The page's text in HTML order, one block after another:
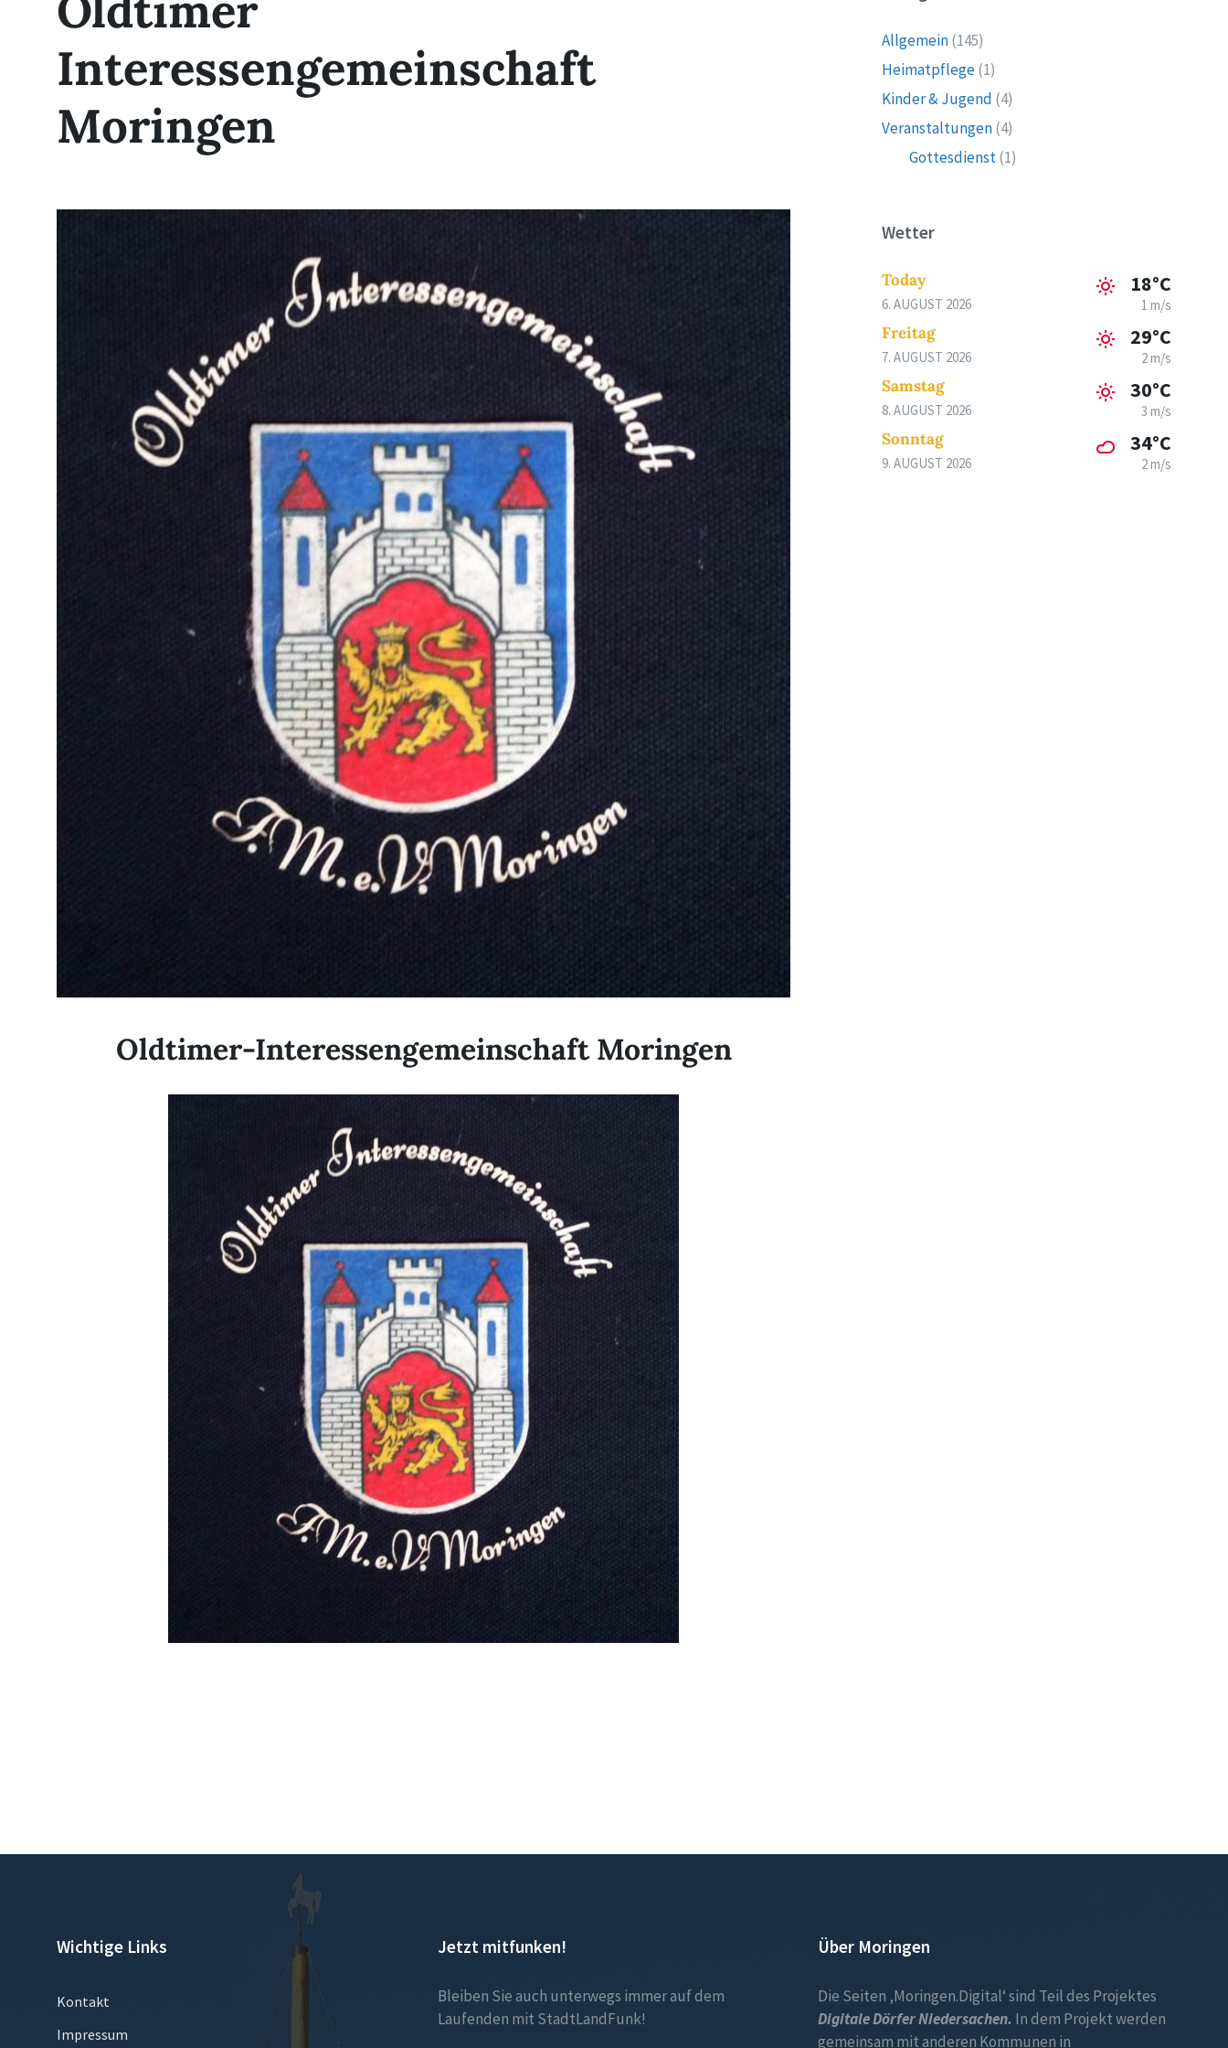
Interessengemeinschaft
Moringen
Oldtimer-Interessengemeinschaft Moringen
Allgemein(145)
Heimatpflege(1)
Kinder & Jugend (4)
Veranstaltungen(4)
Gottesdienst(1)
Wetter
Today
6. AUGUST 2026
18°C
1 m/s
Freitag
7. AUGUST 2026
29°C
2 m/s
Samstag
8. AUGUST 2026
30°C
3 m/s
Sonntag
9. AUGUST 2026
34°C
2 m/s
Wichtige Links
Kontakt
Impressum
Jetzt mitfunken!
Bleiben Sie auch unterwegs immer auf dem
Laufenden mit StadtLandFunk!
Über Moringen
Die Seiten ‚Moringen.Digital‘ sind Teil des Projektes
Digitale Dörfer Niedersachen. In dem Projekt werden
gemeinsam mit anderen Kommunen in